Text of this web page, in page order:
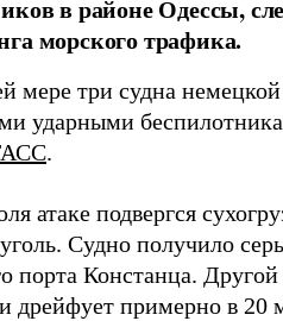
в районе Одессы,
морского трафика.
мере три судна
ударными
.
атаке подвергся
Судно получило
порта Констанца.
дрейфует примерно в 20